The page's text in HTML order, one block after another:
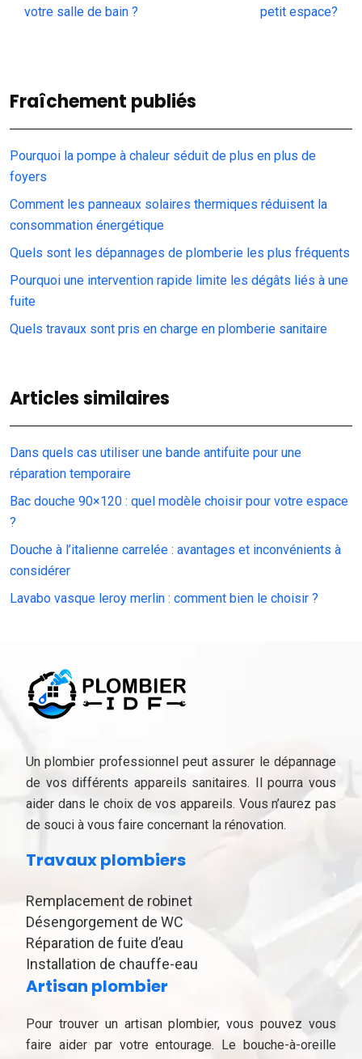
votre salle de bain ?
petit espace?
Fraîchement publiés
Pourquoi la pompe à chaleur séduit de plus en plus de
foyers
Comment les panneaux solaires thermiques réduisent la
consommation énergétique
Quels sont les dépannages de plomberie les plus fréquents
Pourquoi une intervention rapide limite les dégâts liés à une
fuite
Quels travaux sont pris en charge en plomberie sanitaire
Articles similaires
Dans quels cas utiliser une bande antifuite pour une
réparation temporaire
Bac douche 90×120 : quel modèle choisir pour votre espace
?
Douche à l’italienne carrelée : avantages et inconvénients à
considérer
Lavabo vasque leroy merlin : comment bien le choisir ?
Un plombier professionnel peut assurer le dépannage
de vos différents appareils sanitaires. Il pourra vous
aider dans le choix de vos appareils. Vous n’aurez pas
de souci à vous faire concernant la rénovation.
Travaux plombiers
Remplacement de robinet
Désengorgement de WC
Réparation de fuite d’eau
Installation de chauffe-eau
Artisan plombier
Pour trouver un artisan plombier, vous pouvez vous
faire aider par votre entourage. Le bouche-à-oreille